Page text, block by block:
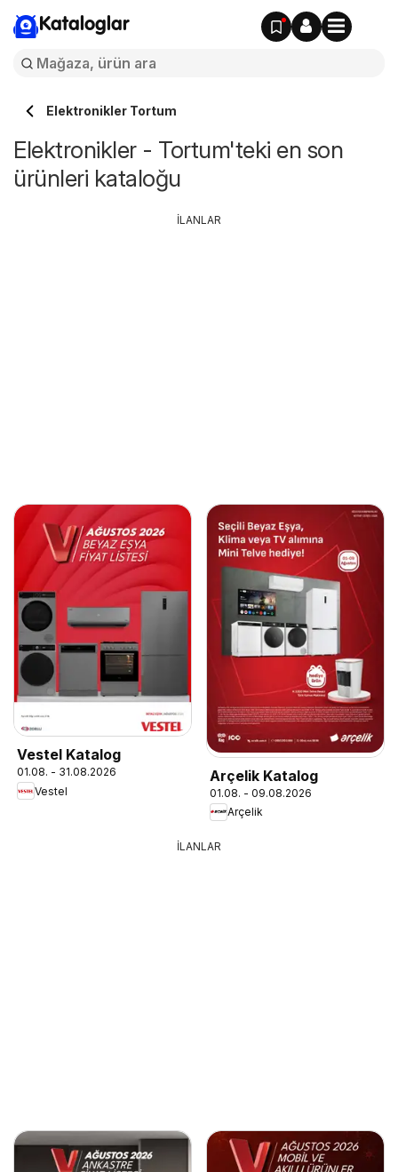
Kataloglar
Elektronikler Tortum
Elektronikler - Tortum'teki en son
ürünleri kataloğu
Vestel Katalog
01.08. - 31.08.2026
Vestel
Arçelik Katalog
01.08. - 09.08.2026
Arçelik
İLANLAR
İLANLAR